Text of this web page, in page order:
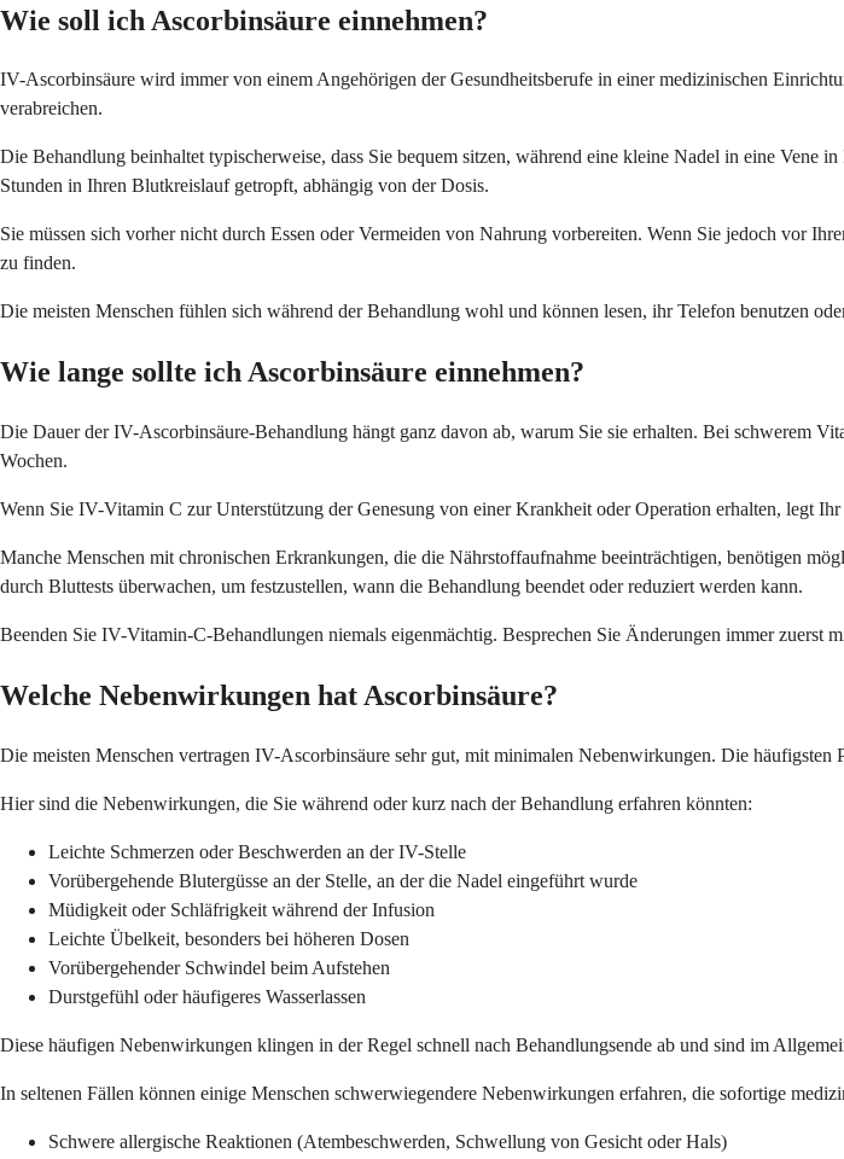
Wie soll ich Ascorbinsäure einnehmen?
IV-Ascorbinsäure wird immer von einem Angehörigen der Gesundheitsberufe in einer medizinischen
verabreichen.
Die Behandlung beinhaltet typischerweise, dass Sie bequem sitzen, während eine kleine Nadel in eine
Stunden in Ihren Blutkreislauf getropft, abhängig von der Dosis.
Sie müssen sich vorher nicht durch Essen oder Vermeiden von Nahrung vorbereiten. Wenn Sie jedoch vor
zu finden.
Die meisten Menschen fühlen sich während der Behandlung wohl und können lesen, ihr Telefon benutzen
Wie lange sollte ich Ascorbinsäure einnehmen?
Die Dauer der IV-Ascorbinsäure-Behandlung hängt ganz davon ab, warum Sie sie erhalten. Bei schwerem
Wochen.
Wenn Sie IV-Vitamin C zur Unterstützung der Genesung von einer Krankheit oder Operation erhalten, legt
Manche Menschen mit chronischen Erkrankungen, die die Nährstoffaufnahme beeinträchtigen, benötigen
durch Bluttests überwachen, um festzustellen, wann die Behandlung beendet oder reduziert werden kann.
Beenden Sie IV-Vitamin-C-Behandlungen niemals eigenmächtig. Besprechen Sie Änderungen immer zuerst
Welche Nebenwirkungen hat Ascorbinsäure?
Die meisten Menschen vertragen IV-Ascorbinsäure sehr gut, mit minimalen Nebenwirkungen. Die
Hier sind die Nebenwirkungen, die Sie während oder kurz nach der Behandlung erfahren könnten:
Leichte Schmerzen oder Beschwerden an der IV-Stelle
Vorübergehende Blutergüsse an der Stelle, an der die Nadel eingeführt wurde
Müdigkeit oder Schläfrigkeit während der Infusion
Leichte Übelkeit, besonders bei höheren Dosen
Vorübergehender Schwindel beim Aufstehen
Durstgefühl oder häufigeres Wasserlassen
Diese häufigen Nebenwirkungen klingen in der Regel schnell nach Behandlungsende ab und sind im
In seltenen Fällen können einige Menschen schwerwiegendere Nebenwirkungen erfahren, die sofortige
Schwere allergische Reaktionen (Atembeschwerden, Schwellung von Gesicht oder Hals)